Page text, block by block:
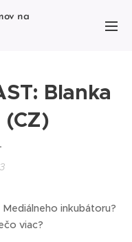
na
Blanka
inkubátoru?
viac?